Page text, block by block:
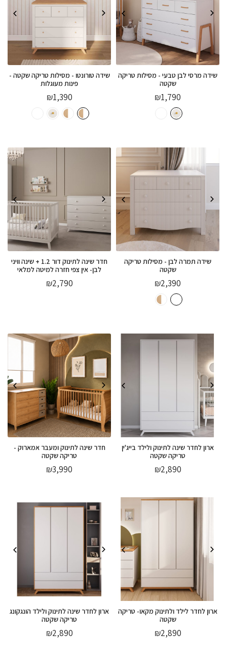
שידה מרסי לבן טבעי - מסילות טריקה
שקטה
₪1,790
שידה טורונטו - מסילות טריקה שקטה -
פינות מעוגלות
₪1,390
שידה תמרה לבן - מסילות טריקה
שקטה
₪2,390
חדר שינה לתינוק דור 1.2 + שינה וויני
לבן- אין צפי חזרה למיטה למלאי
₪2,790
ארון לחדר שינה לתינוק ולילד בייג'ין
טריקה שקטה
₪2,890
חדר שינה לתינוק ומעבר אמארוק -
טריקה שקטה
₪3,990
ארון לחדר לילד ולתינוק מקאו- טריקה
שקטה
₪2,890
ארון לחדר שינה לתינוק ולילד הונגקונג
טריקה שקטה
₪2,890